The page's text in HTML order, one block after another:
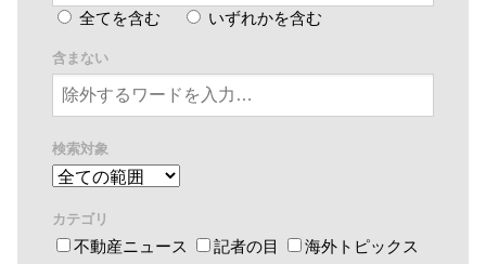
全てを含む いずれかを含む
含まない
検索対象
カテゴリ
不動産ニュース 記者の目 海外トピックス